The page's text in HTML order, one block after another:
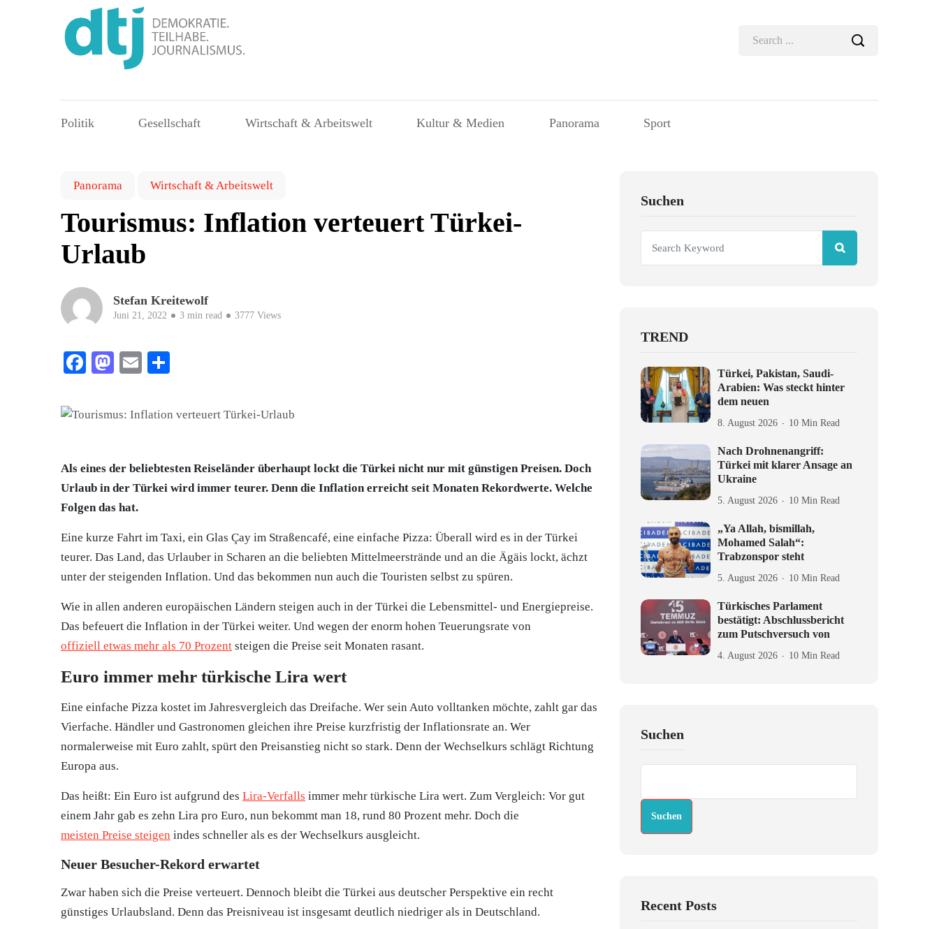
Politik Gesellschaft Wirtschaft & Arbeitswelt Kultur & Medien Panorama Sport
Panorama Wirtschaft & Arbeitswelt
Tourismus: Inflation verteuert Türkei-
Urlaub
Stefan Kreitewolf
Juni 21, 2022 3 min read 3777 Views
Facebook
Mastodon
Email
Als eines der beliebtesten Reiseländer überhaupt lockt die Türkei nicht nur mit günstigen Preisen. Doch
Urlaub in der Türkei wird immer teurer. Denn die Inflation erreicht seit Monaten Rekordwerte. Welche
Folgen das hat.
Eine kurze Fahrt im Taxi, ein Glas Çay im Straßencafé, eine einfache Pizza: Überall wird es in der Türkei
teurer. Das Land, das Urlauber in Scharen an die beliebten Mittelmeerstrände und an die Ägäis lockt, ächzt
unter der steigenden Inflation. Und das bekommen nun auch die Touristen selbst zu spüren.
Wie in allen anderen europäischen Ländern steigen auch in der Türkei die Lebensmittel- und Energiepreise.
Das befeuert die Inflation in der Türkei weiter. Und wegen der enorm hohen Teuerungsrate von
offiziell etwas mehr als 70 Prozent steigen die Preise seit Monaten rasant.
Euro immer mehr türkische Lira wert
Eine einfache Pizza kostet im Jahresvergleich das Dreifache. Wer sein Auto volltanken möchte, zahlt gar das
Vierfache. Händler und Gastronomen gleichen ihre Preise kurzfristig der Inflationsrate an. Wer
normalerweise mit Euro zahlt, spürt den Preisanstieg nicht so stark. Denn der Wechselkurs schlägt Richtung
Europa aus.
Das heißt: Ein Euro ist aufgrund des Lira-Verfalls immer mehr türkische Lira wert. Zum Vergleich: Vor gut
einem Jahr gab es zehn Lira pro Euro, nun bekommt man 18, rund 80 Prozent mehr. Doch die
meisten Preise steigen indes schneller als es der Wechselkurs ausgleicht.
Neuer Besucher-Rekord erwartet
Zwar haben sich die Preise verteuert. Dennoch bleibt die Türkei aus deutscher Perspektive ein recht
günstiges Urlaubsland. Denn das Preisniveau ist insgesamt deutlich niedriger als in Deutschland.
Suchen
TREND
Türkei, Pakistan, Saudi-
Arabien: Was steckt hinter
dem neuen
8. August 2026 10 Min Read
Nach Drohnenangriff:
Türkei mit klarer Ansage an
Ukraine
5. August 2026 10 Min Read
„Ya Allah, bismillah,
Mohamed Salah“:
Trabzonspor steht
5. August 2026 10 Min Read
Türkisches Parlament
bestätigt: Abschlussbericht
zum Putschversuch von
4. August 2026 10 Min Read
Suchen
Suchen
Recent Posts